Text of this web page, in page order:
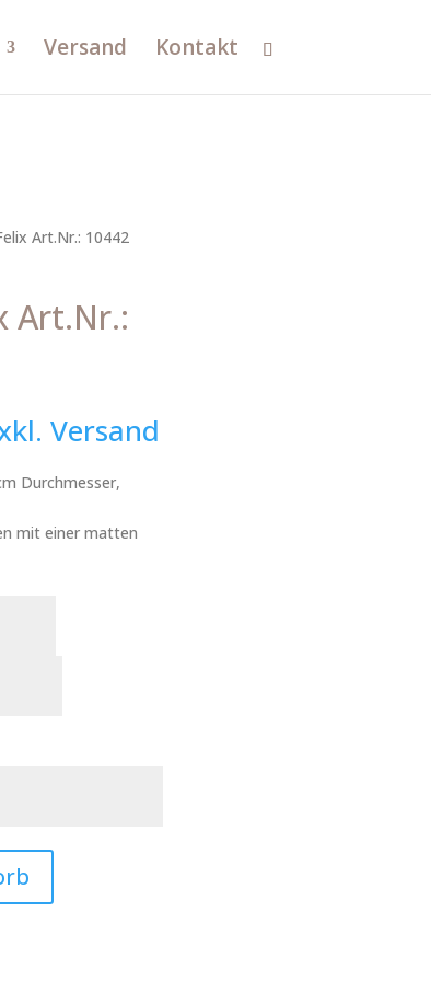
Versand Kontakt
Art.Nr.: 10442
Art.Nr.:
Versand
Durchmesser,
mit einer matten